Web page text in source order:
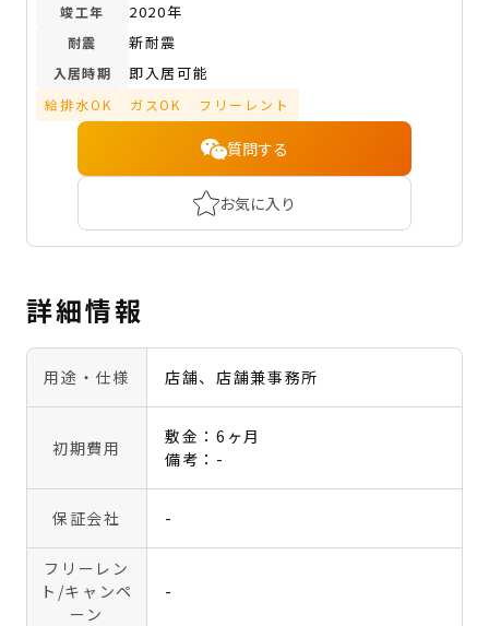
竣工年 2020年
耐震 新耐震
入居時期 即入居可能
給排水OK ガスOK フリーレント
質問する
お気に入り
詳細情報
用途・仕様 店舗、店舗兼事務所
初期費用
敷金：6ヶ月
備考：-
保証会社 -
フリーレン
ト /キャンペ
ーン
-